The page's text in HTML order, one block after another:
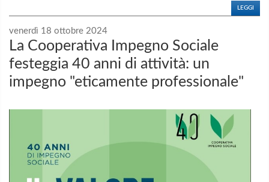
LEGGI
venerdì 18 ottobre 2024
La Cooperativa Impegno Sociale
festeggia 40 anni di attività: un
impegno "eticamente professionale"